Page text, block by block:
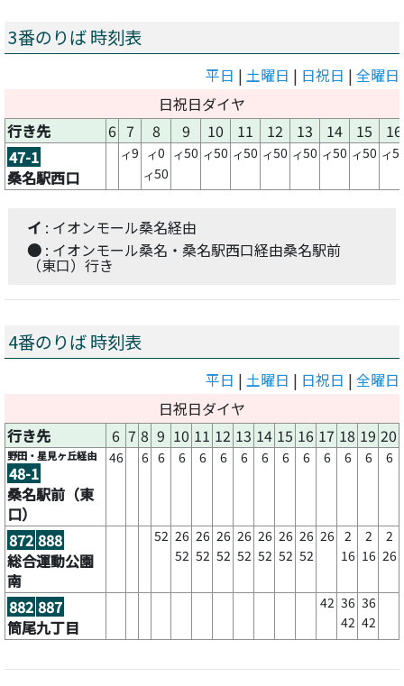
3番のりば 時刻表
平日 | 土曜日 | 日祝日 | 全曜日
日祝日ダイヤ
行き先
6 7 8 9 10 11 12 13 14 15
16
47-1
桑名駅西口
イ9 イ0
イ50
イ50 イ50 イ50 イ50 イ50 イ50 イ50 イ
イ : イオンモール桑名経由
● : イオンモール桑名・桑名駅西口経由桑名駅前
（東口）行き
4番のりば 時刻表
平日 | 土曜日 | 日祝日 | 全曜日
日祝日ダイヤ
行き先
6 7 8 9 10 11 12 13 14 15 16 17 18 19 20
野田・星見ヶ丘経由
48-1
桑名駅前（東
口）
46 6 6 6 6 6 6 6 6 6 6 6 6 6
872 888
総合運動公園
南
52 26
52
26
52
26
52
26
52
26
52
26
52
26
52
26 2
16
2
16
2
26
882 887
筒尾九丁目
42 36
42
36
42